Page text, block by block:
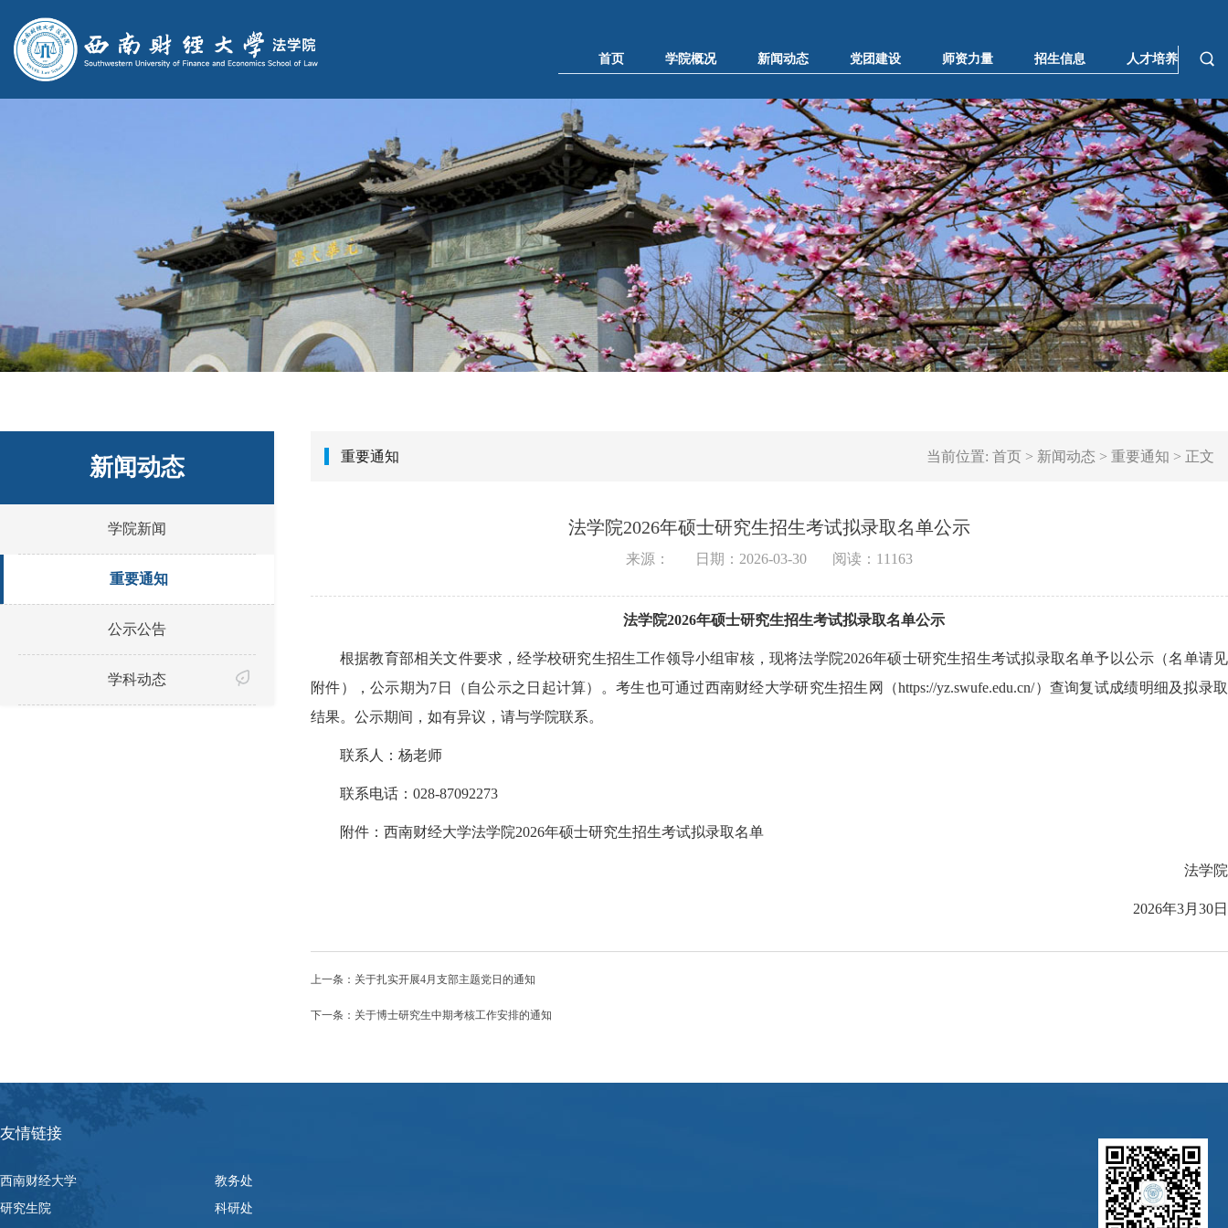
首页 学院概况 新闻动态 党团建设 师资力量 招生信息 人才培养
新闻动态
学院新闻
重要通知
公示公告
学科动态
重要通知 当前位置: 首页 > 新闻动态 > 重要通知 > 正文
法学院2026年硕士研究生招生考试拟录取名单公示
来源： 日期：2026-03-30 阅读： 11163
法学院2026年硕士研究生招生考试拟录取名单公示
根据教育部相关文件要求，经学校研究生招生工作领导小组审核，现将法学院2026年硕士研究生招生考试拟录取名单予以公示（名单请见
附件），公示期为7日（自公示之日起计算）。考生也可通过西南财经大学研究生招生网（https://yz.swufe.edu.cn/）查询复试成绩明细及拟录取
结果。公示期间，如有异议，请与学院联系。
联系人：杨老师
联系电话：028-87092273
附件：西南财经大学法学院2026年硕士研究生招生考试拟录取名单
法学院
2026年3月30日
上一条： 关于扎实开展4月支部主题党日的通知
下一条： 关于博士研究生中期考核工作安排的通知
友情链接
西南财经大学
教务处
研究生院
科研处